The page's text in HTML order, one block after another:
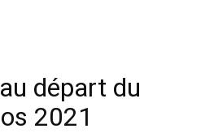
départ du
2021